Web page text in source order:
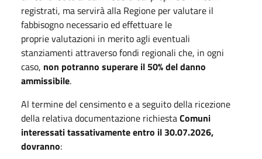
registrati, ma servirà alla Regione per valutare il
fabbisogno necessario ed effettuare le
proprie valutazioni in merito agli eventuali
stanziamenti attraverso fondi regionali che, in ogni
caso, non potranno superare il 50% del danno
ammissibile.
Al termine del censimento e a seguito della ricezione
della relativa documentazione richiestaComuni
interessati tassativamente entro il 30.07.2026,
dovranno: